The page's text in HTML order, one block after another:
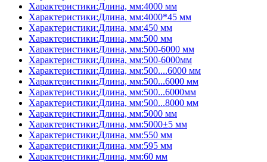
Характеристики:Длина, мм:4000 мм
Характеристики:Длина, мм:4000*45 мм
Характеристики:Длина, мм:450 мм
Характеристики:Длина, мм:500 мм
Характеристики:Длина, мм:500-6000 мм
Характеристики:Длина, мм:500-6000мм
Характеристики:Длина, мм:500....6000 мм
Характеристики:Длина, мм:500...6000 мм
Характеристики:Длина, мм:500...6000мм
Характеристики:Длина, мм:500...8000 мм
Характеристики:Длина, мм:5000 мм
Характеристики:Длина, мм:5000±5 мм
Характеристики:Длина, мм:550 мм
Характеристики:Длина, мм:595 мм
Характеристики:Длина, мм:60 мм